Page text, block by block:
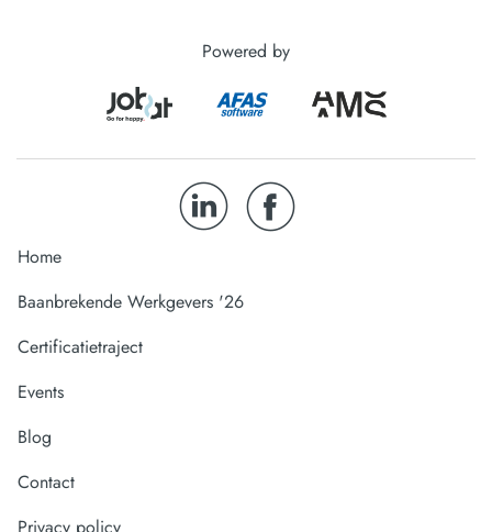
Powered by
Home
Baanbrekende Werkgevers '26
Certificatietraject
Events
Blog
Contact